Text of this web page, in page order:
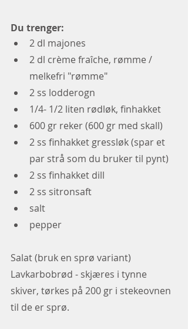
Du trenger:
2 dl majones
2 dl crème fraîche, rømme /
melkefri "rømme"
2 ss lodderogn
1/4- 1/2 liten rødløk, finhakket
600 gr reker (600 gr med skall)
2 ss finhakket gressløk (spar et
par strå som du bruker til pynt)
2 ss finhakket dill
2 ss sitronsaft
salt
pepper
Salat (bruk en sprø variant)
Lavkarbobrød - skjæres i tynne
skiver, tørkes på 200 gr i stekeovnen
til de er sprø.